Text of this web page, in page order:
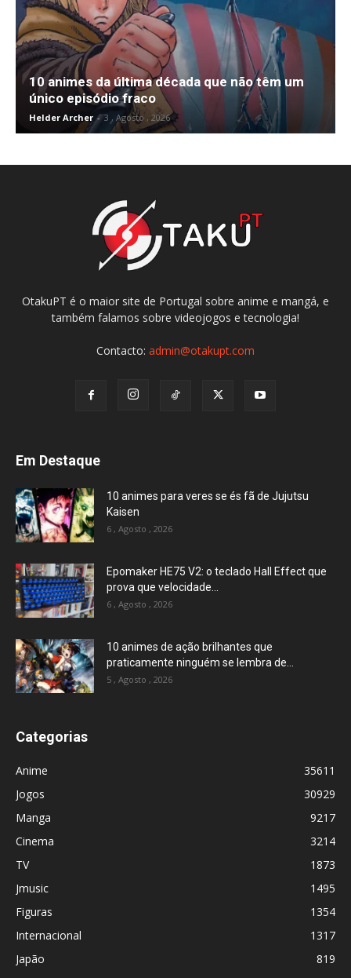
10 animes da última década que não têm um
único episódio fraco
Helder Archer - 3 , Agosto , 2026
OtakuPT é o maior site de Portugal sobre anime e mangá, e
também falamos sobre videojogos e tecnologia!
Contacto: admin@otakupt.com
Em Destaque
10 animes para veres se és fã de Jujutsu
Kaisen
6 , Agosto , 2026
Epomaker HE75 V2: o teclado Hall Effect que
prova que velocidade...
6 , Agosto , 2026
10 animes de ação brilhantes que
praticamente ninguém se lembra de...
5 , Agosto , 2026
Categorias
Anime
35611
Jogos
30929
Manga
9217
Cinema
3214
TV
1873
Jmusic
1495
Figuras
1354
Internacional
1317
Japão
819